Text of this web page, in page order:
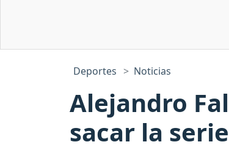
Deportes Noticias
Alejandro
sacar la